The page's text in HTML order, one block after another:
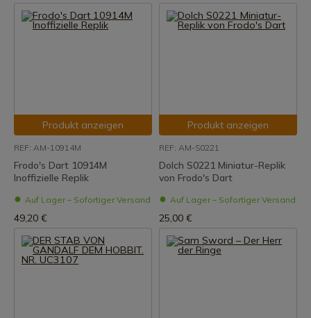
Produkt anzeigen
REF: AM-10914M
Frodo's Dart 10914M
Inoffizielle Replik
Auf Lager – Sofortiger Versand
49,20 €
Produkt anzeigen
REF: AM-S0221
Dolch S0221 Miniatur-Replik
von Frodo's Dart
Auf Lager – Sofortiger Versand
25,00 €